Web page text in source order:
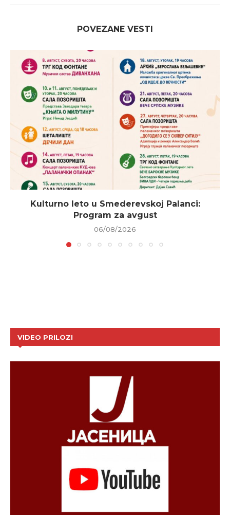
POVEZANE VESTI
Kulturno leto u Smederevskoj Palanci:
Program za avgust
06/08/2026
VIDEO PRILOZI